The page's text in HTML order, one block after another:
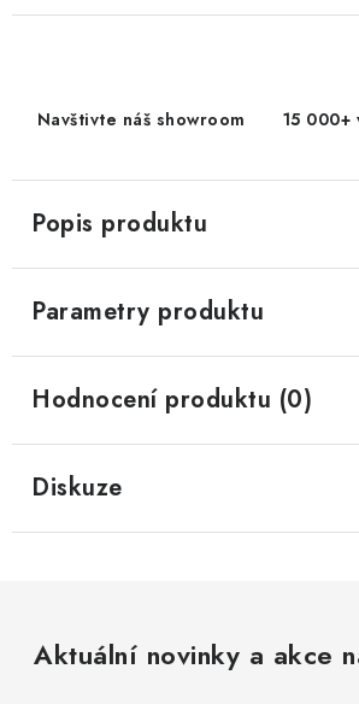
Navštivte náš showroom 15 000+
Popis produktu
Parametry produktu
Hodnocení produktu (0)
Diskuze
Aktuální novinky a akce